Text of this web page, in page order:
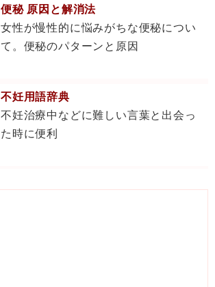
便秘 原因と解消法
女性が慢性的に悩みがちな便秘につい
て。便秘のパターンと原因
不妊用語辞典
不妊治療中などに難しい言葉と出会っ
た時に便利